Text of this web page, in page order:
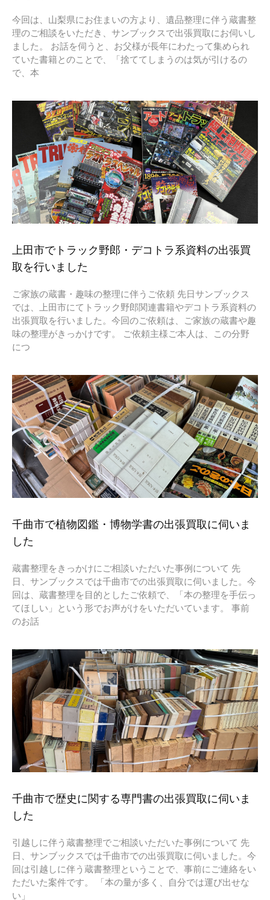
今回は、山梨県にお住まいの方より、遺品整理に伴う蔵書整
理のご相談をいただき、サンブックスで出張買取にお伺いし
ました。 お話を伺うと、お父様が長年にわたって集められ
ていた書籍とのことで、「捨ててしまうのは気が引けるの
で、本
上田市でトラック野郎・デコトラ系資料の出張買
取を行いました
ご家族の蔵書・趣味の整理に伴うご依頼 先日サンブックス
では、上田市にてトラック野郎関連書籍やデコトラ系資料の
出張買取を行いました。今回のご依頼は、ご家族の蔵書や趣
味の整理がきっかけです。 ご依頼主様ご本人は、この分野
につ
千曲市で植物図鑑・博物学書の出張買取に伺いま
した
蔵書整理をきっかけにご相談いただいた事例について 先
日、サンブックスでは千曲市での出張買取に伺いました。今
回は、蔵書整理を目的としたご依頼で、「本の整理を手伝っ
てほしい」という形でお声がけをいただいています。 事前
のお話
千曲市で歴史に関する専門書の出張買取に伺いま
した
引越しに伴う蔵書整理でご相談いただいた事例について 先
日、サンブックスでは千曲市での出張買取に伺いました。今
回は引越しに伴う蔵書整理ということで、事前にご連絡をい
ただいた案件です。 「本の量が多く、自分では運び出せな
い」